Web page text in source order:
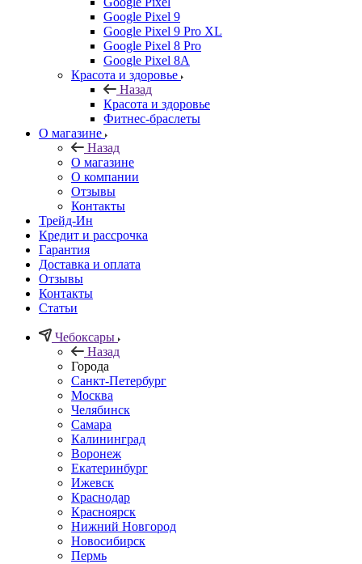
Google Pixel 9
Google Pixel 9 Pro XL
Google Pixel 8 Pro
Google Pixel 8A
Красота и здоровье
Назад
Красота и здоровье
Фитнес-браслеты
О магазине
Назад
О магазине
О компании
Отзывы
Контакты
Трейд-Ин
Кредит и рассрочка
Гарантия
Доставка и оплата
Отзывы
Контакты
Статьи
Чебоксары
Назад
Города
Санкт-Петербург
Москва
Челябинск
Самара
Калининград
Воронеж
Екатеринбург
Ижевск
Краснодар
Красноярск
Нижний Новгород
Новосибирск
Пермь